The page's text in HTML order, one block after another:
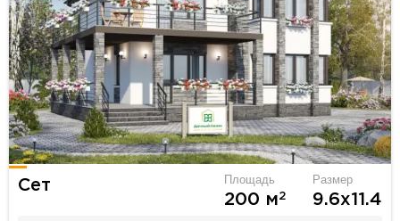
Сет Площадь
200 м2
Размер
9.6х11.4